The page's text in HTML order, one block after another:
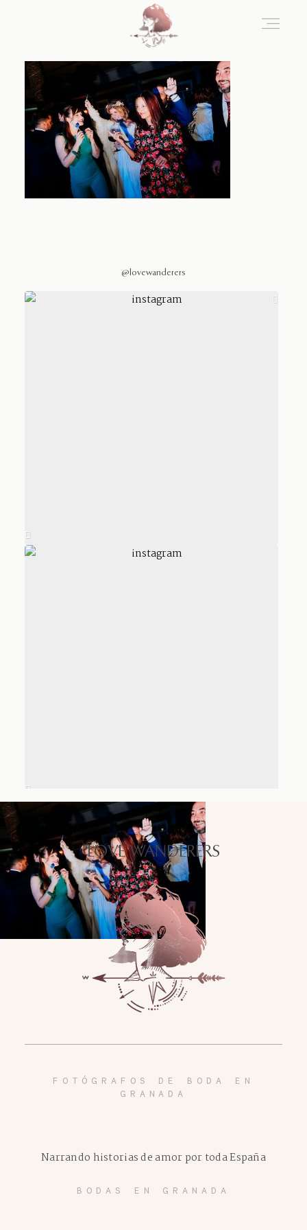
@lovewanderers
LOVE WANDERERS
FOTÓGRAFOS DE BODA EN
GRANADA
BODAS EN GRANADA
Narrando historias de amor por toda España
Home
Blog
Sobre Nosotros